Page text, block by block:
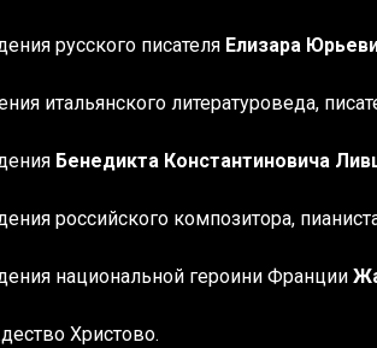
русского писателя Елизара
итальянского литературоведа,
Бенедикта Константиновича
российского композитора,
национальной героини Франции
Христово.